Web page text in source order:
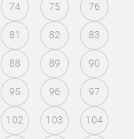
74 75 76
81 82 83
88 89 90
95 96 97
102 103 104